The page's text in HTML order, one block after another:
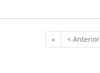
« < Anterior